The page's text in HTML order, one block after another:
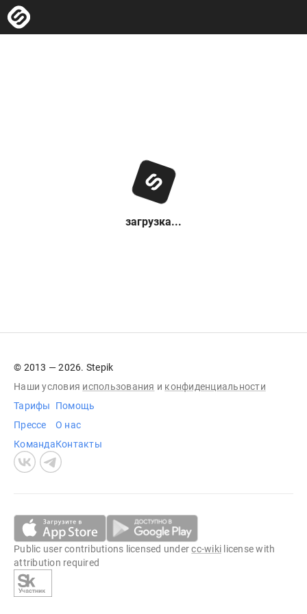
загрузка...
© 2013 — 2026. Stepik
Наши условия использования и конфиденциальности
Тарифы
Прессе
Команда
Помощь
О нас
Контакты
Public user contributions licensed undercc-wiki license with
attribution required